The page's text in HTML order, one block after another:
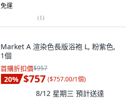
免運
(1)
Market A 渲染色長版浴袍 L, 粉紫色,
1個
首購折扣價$957
20% $757 ($757.00/1個)
8/12 星期三 預計送達